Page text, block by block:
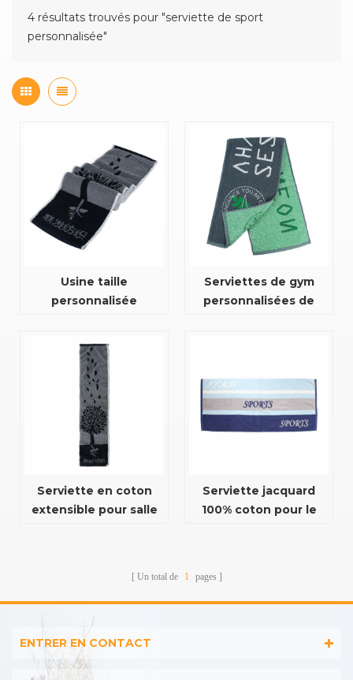
4 résultats trouvés pour "serviette de sport
personnalisée"
Usine taille
personnalisée
bio personnalisé
serviette de gym
douce
Serviettes de gym
personnalisées de
Serviette en coton
extensible pour salle
Serviette jacquard
100% coton pour le
Un total de 1 pages
ENTRER EN CONTACT